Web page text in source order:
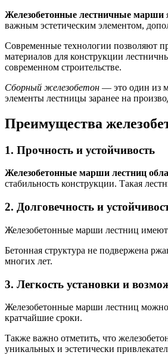
Железобетонные лестничные марши
важным эстетическим элементом,
Современные технологии позволяют
материалов для конструкции
современном строительстве.
Сборный железобетон — это один из
элементы лестницы заранее на
Преимущества
1. Прочность и устойчивость
Железобетонные марши лестниц
стабильность конструкции. Такая
2. Долговечность и
Железобетонные марши лестниц
Бетонная структура не подвержена
многих лет.
3. Легкость установки и
Железобетонные марши лестниц можно
кратчайшие сроки.
Также важно отметить, что
уникальных и эстетически